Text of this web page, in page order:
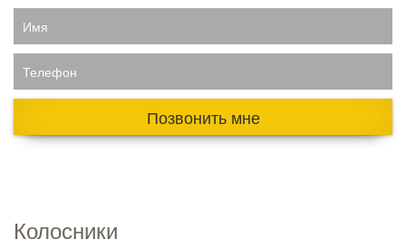
Имя
Телефон
Позвонить мне
Колосники